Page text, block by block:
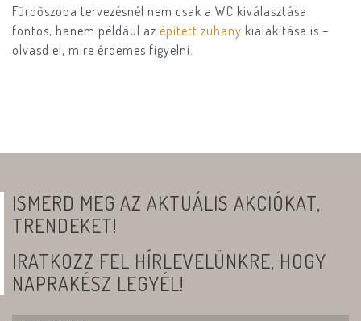
Fürdőszoba tervezésnél nem csak a WC kiválasztása
fontos, hanem például az épített zuhany kialakítása is –
olvasd el, mire érdemes figyelni.
ISMERD MEG AZ AKTUÁLIS AKCIÓKAT,
TRENDEKET!
IRATKOZZ FEL HÍRLEVELÜNKRE, HOGY
NAPRAKÉSZ LEGYÉL!